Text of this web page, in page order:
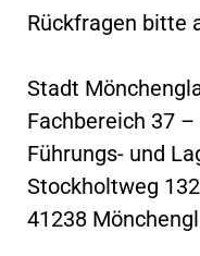
Rückfragen bitte
Stadt
Fachbereich 37
Führungs- und
Stockholtweg 132
41238